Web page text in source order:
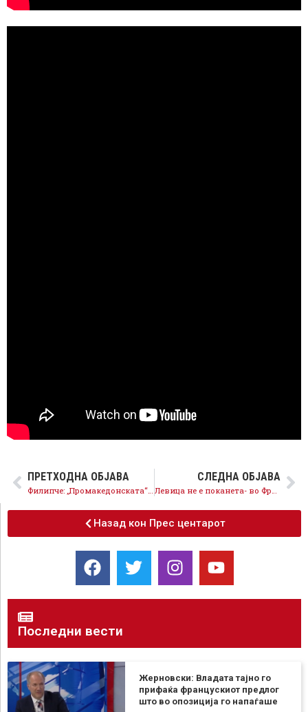
ПРЕТХОДНА ОБЈАВА СЛЕДНА ОБЈАВА
Назад кон Прес центарот
Последни вести
Жерновски: Владата тајно го
прифаќа францускиот предлог
што во опозиција го напаѓаше